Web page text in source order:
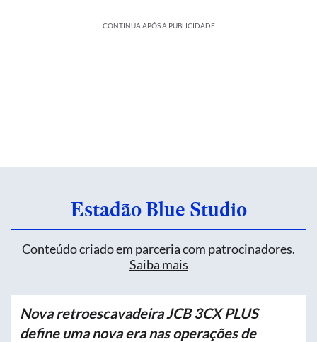
CONTINUA APÓS A PUBLICIDADE
Estadão Blue Studio
Conteúdo criado em parceria com patrocinadores.
Saiba mais
Nova retroescavadeira JCB 3CX PLUS
define uma nova era nas operações de